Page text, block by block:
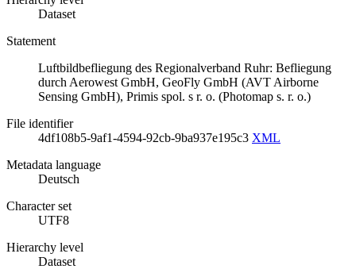
Dataset
Statement
Luftbildbefliegung des Regionalverband Ruhr: Befliegung
durch Aerowest GmbH, GeoFly GmbH (AVT Airborne
Sensing GmbH), Primis spol. s r. o. (Photomap s. r. o.)
File identifier
4df108b5-9af1-4594-92cb-9ba937e195c3 XML
Metadata language
Deutsch
Character set
UTF8
Hierarchy level
Dataset